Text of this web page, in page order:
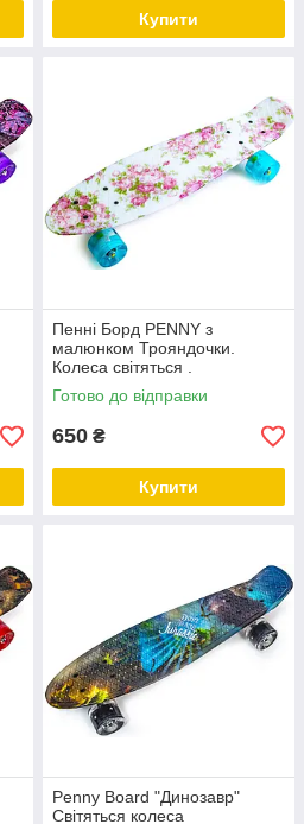
Купити
Пенні Борд PENNY з
малюнком Трояндочки.
Колеса світяться .
Навантаження до 80 кг
Готово до відправки
650 ₴
Купити
Penny Board "Динозавр"
Світяться колеса